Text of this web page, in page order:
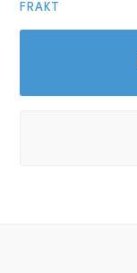
FRAKT